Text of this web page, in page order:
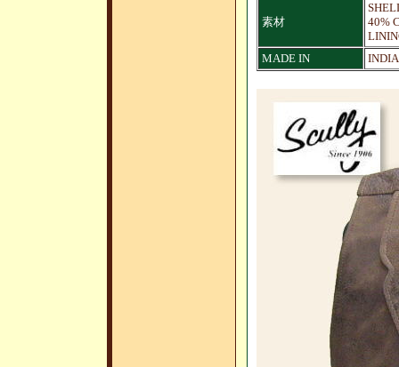
素材
40%
MADE IN
INDIA